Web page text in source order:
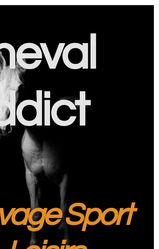
Sport